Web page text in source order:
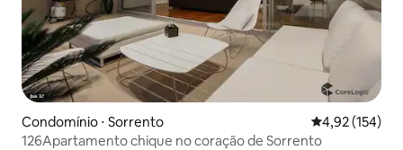
Condomínio ⋅ Sorrento 4,92 de uma
4,92 (154)
126Apartamento chique no coração de Sorrento